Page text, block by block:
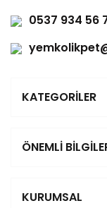
0537 934 56
KATEGORİLER
ÖNEMLİ
KURUMSAL